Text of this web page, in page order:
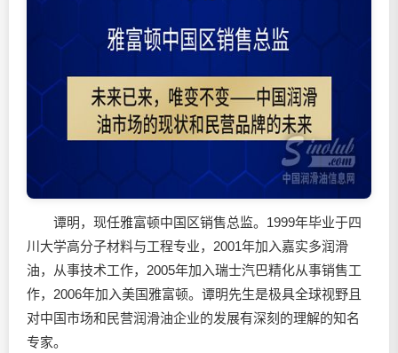
谭明，现任雅富顿中国区销售总监。1999年毕业于四
川大学高分子材料与工程专业，2001年加入嘉实多润滑
油，从事技术工作，2005年加入瑞士汽巴精化从事销售工
作，2006年加入美国雅富顿。谭明先生是极具全球视野且
对中国市场和民营润滑油企业的发展有深刻的理解的知名
专家。